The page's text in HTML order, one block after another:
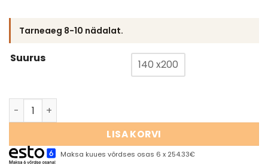
Tarneaeg 8-10 nädalat.
Suurus 140 x200
LISA KORVI
Maksa kuues võrdses osas 6 x 254.33€